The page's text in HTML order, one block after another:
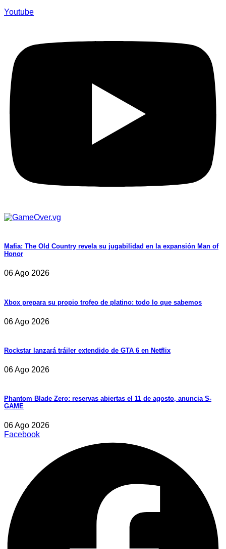
Youtube
Mafia: The Old Country revela su jugabilidad en la expansión Man of
Honor
06 Ago 2026
Xbox prepara su propio trofeo de platino: todo lo que sabemos
06 Ago 2026
Rockstar lanzará tráiler extendido de GTA 6 en Netflix
06 Ago 2026
Phantom Blade Zero: reservas abiertas el 11 de agosto, anuncia S-
GAME
06 Ago 2026
Facebook